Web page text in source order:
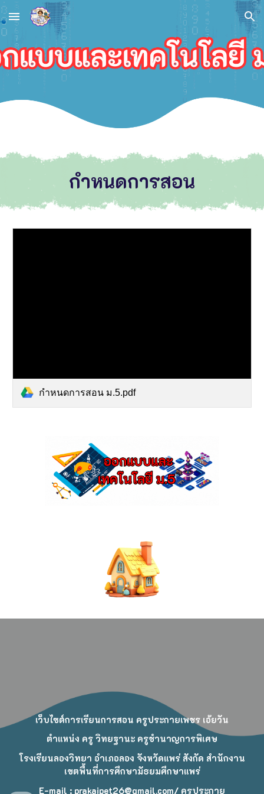
Skip to main content Skip to navigation
กำหนดการสอน
กำหนดการสอน ม.5.pdf
เว็บไซต์การเรียนการสอน ครูประกายเพชร เอ้ยวัน
ตำแหน่ง ครู วิทยฐานะ ครูชำนาญการพิเศษ
โรงเรียนลองวิทยา อำเภอลอง จังหวัดแพร่ สังกัด สำนักงาน
เขตพื้นที่การศึกษามัธยมศึกษาแพร่
E-mail : prakaipet26@gmail.com/ ครูประกาย